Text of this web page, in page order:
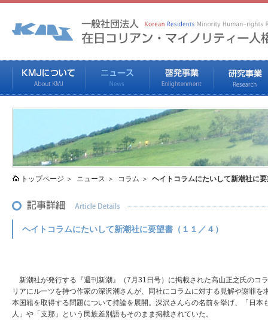
トップページ ニュース コラム ヘイトコラムにたいして新潮社に
ヘイトコラムにたいして新潮社に要望書（１１／４）
新潮社が発行する『週刊新潮』（7月31日号）に掲載された高山正之氏のコ
リアにルーツを持つ作家の深沢潮さんが、同社にコラムに対する見解や謝罪
本国籍を取得する問題について持論を展開。深沢さんらの名前を挙げ、「日
人」や「支那」という民族差別語もそのまま掲載されていた。